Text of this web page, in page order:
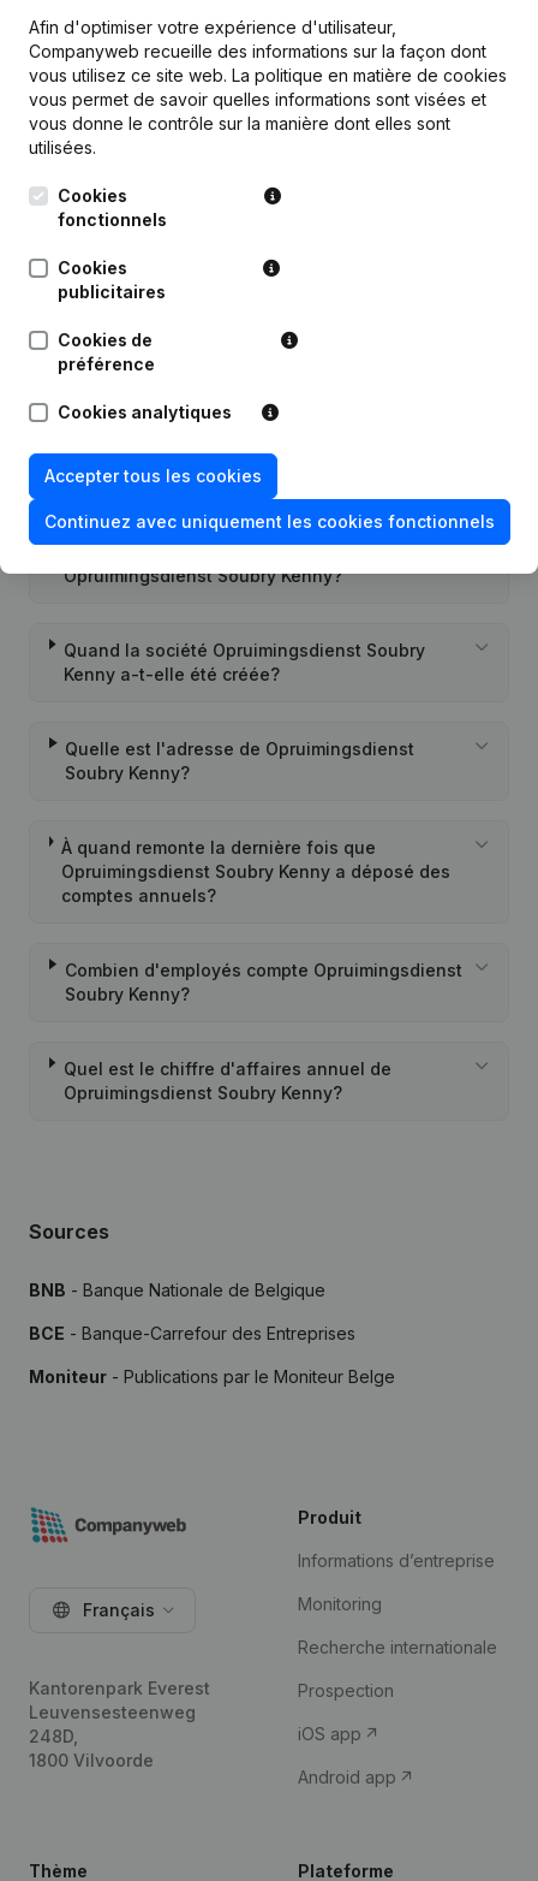
21-11-2022 Demissions - Nominations
06-12-2021 Demissions - Nominations (NL)
06-07-2021
Rubrique Constitution (Nouvelle
Quel est le numéro de TVA de Opruimingsdienst
Soubry Kenny?
Quel est l'identifiant PEPPOL de
Opruimingsdienst Soubry Kenny?
Quand la société Opruimingsdienst Soubry
Kenny a-t-elle été créée?
Quelle est l'adresse de Opruimingsdienst
Soubry Kenny?
À quand remonte la dernière fois que
Opruimingsdienst Soubry Kenny a déposé des
comptes annuels?
Combien d'employés compte Opruimingsdienst
Soubry Kenny?
Quel est le chiffre d'affaires annuel de
Opruimingsdienst Soubry Kenny?
Sources
BNB - Banque Nationale de Belgique
BCE - Banque-Carrefour des Entreprises
Moniteur - Publications par le Moniteur Belge
Afin d'optimiser votre expérience d'utilisateur,
Companyweb recueille des informations sur la façon dont
vous utilisez ce site web. La politique en matière de cookies
vous permet de savoir quelles informations sont visées et
vous donne le contrôle sur la manière dont elles sont
utilisées.
Cookies
fonctionnels
Cookies
publicitaires
Cookies de
préférence
Cookies analytiques
Accepter tous les cookies
Continuez avec uniquement les cookies fonctionnels
Français
Kantorenpark Everest
Leuvensesteenweg
248D,
1800 Vilvoorde
Produit
Informations d’entreprise
Monitoring
Recherche internationale
Prospection
iOS app
Android app
Thème Plateforme